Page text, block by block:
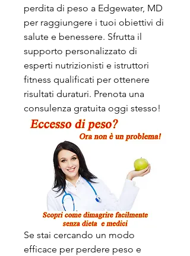
perdita di peso a Edgewater, MD
per raggiungere i tuoi obiettivi di
salute e benessere. Sfrutta il
supporto personalizzato di
esperti nutrizionisti e istruttori
fitness qualificati per ottenere
risultati duraturi. Prenota una
consulenza gratuita oggi stesso!
Se stai cercando un modo
efficace per perdere peso e